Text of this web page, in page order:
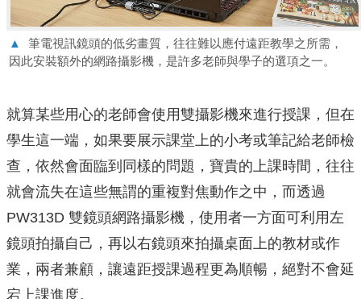
▲
筆電視訊鏡頭的低劣畫質，往往難以應付遠距教學之所需，
因此安裝額外的網路攝影機，是許多老師與學子的選項之一。
就算某些用心的老師會使用雙攝影機來進行授課，但在
學生這一端，如果要展示課堂上的小考或筆記給老師檢
查，依然會面臨到同樣的問題，寶貴的上課時間，往往
就會流失在這些無謂的重複對焦動作之中，而透過
PW313D 雙鏡頭網路攝影機，使用者一方面可利用左
鏡頭拍攝自己，再以右鏡頭來拍攝桌面上的教材或作
業，兩者兼顧，讓遠距授課過程更為順暢，絕對不會延
宕上課進度。